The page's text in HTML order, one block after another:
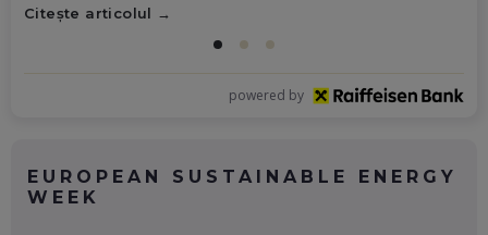
Citește articolul
powered by
EUROPEAN SUSTAINABLE ENERGY
WEEK